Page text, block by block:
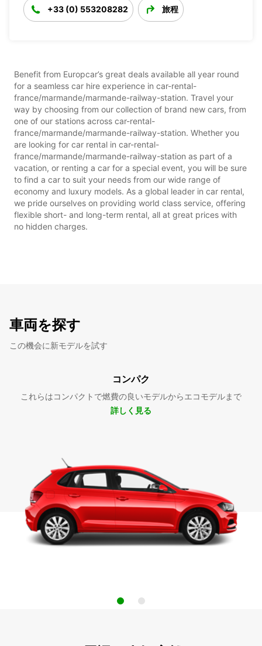
+33 (0) 553208282 旅程
Benefit from Europcar’s great deals available all year round
for a seamless car hire experience in car-rental-
france/marmande/marmande-railway-station. Travel your
way by choosing from our collection of brand new cars, from
one of our stations across car-rental-
france/marmande/marmande-railway-station. Whether you
are looking for car rental in car-rental-
france/marmande/marmande-railway-station as part of a
vacation, or renting a car for a special event, you will be sure
to find a car to suit your needs from our wide range of
economy and luxury models. As a global leader in car rental,
we pride ourselves on providing world class service, offering
flexible short- and long-term rental, all at great prices with
no hidden charges.
車両を探す
この機会に新モデルを試す
コンパク
これらはコンパクトで燃費の良いモデルからエコモデルまで
詳しく見る